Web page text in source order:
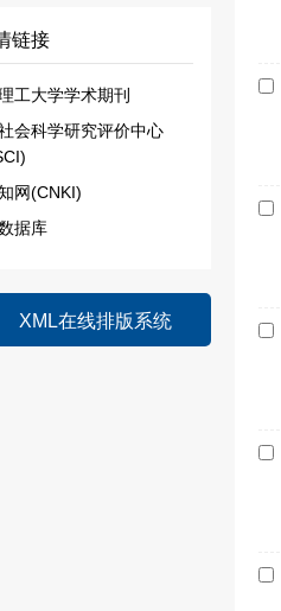
链接
工大学学术期刊
会科学研究评价中心
网(CNKI)
据库
XML在线排版系统